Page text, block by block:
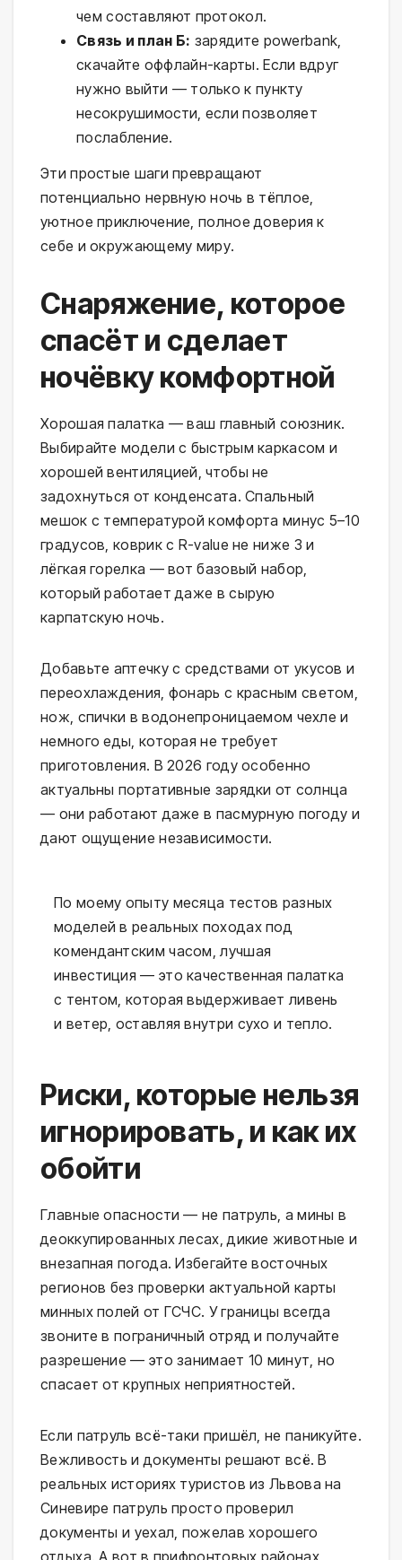
чем составляют протокол.
Связь и план Б: зарядите powerbank,
скачайте оффлайн-карты. Если вдруг
нужно выйти — только к пункту
несокрушимости, если позволяет
послабление.
Эти простые шаги превращают
потенциально нервную ночь в тёплое,
уютное приключение, полное доверия к
себе и окружающему миру.
Снаряжение, которое
спасёт и сделает
ночёвку комфортной
Хорошая палатка — ваш главный союзник.
Выбирайте модели с быстрым каркасом и
хорошей вентиляцией, чтобы не
задохнуться от конденсата. Спальный
мешок с температурой комфорта минус 5–10
градусов, коврик с R-value не ниже 3 и
лёгкая горелка — вот базовый набор,
который работает даже в сырую
карпатскую ночь.
Добавьте аптечку с средствами от укусов и
переохлаждения, фонарь с красным светом,
нож, спички в водонепроницаемом чехле и
немного еды, которая не требует
приготовления. В 2026 году особенно
актуальны портативные зарядки от солнца
— они работают даже в пасмурную погоду и
дают ощущение независимости.
По моему опыту месяца тестов разных
моделей в реальных походах под
комендантским часом, лучшая
инвестиция — это качественная палатка
с тентом, которая выдерживает ливень
и ветер, оставляя внутри сухо и тепло.
Риски, которые нельзя
игнорировать, и как их
обойти
Главные опасности — не патруль, а мины в
деоккупированных лесах, дикие животные и
внезапная погода. Избегайте восточных
регионов без проверки актуальной карты
минных полей от ГСЧС. У границы всегда
звоните в пограничный отряд и получайте
разрешение — это занимает 10 минут, но
спасает от крупных неприятностей.
Если патруль всё-таки пришёл, не паникуйте.
Вежливость и документы решают всё. В
реальных историях туристов из Львова на
Синевире патруль просто проверил
документы и уехал, пожелав хорошего
отдыха. А вот в прифронтовых районах